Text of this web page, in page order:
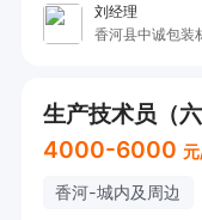
刘经理
香河县中诚包装
生产技术员（
4000-6000
香河-城内及周边